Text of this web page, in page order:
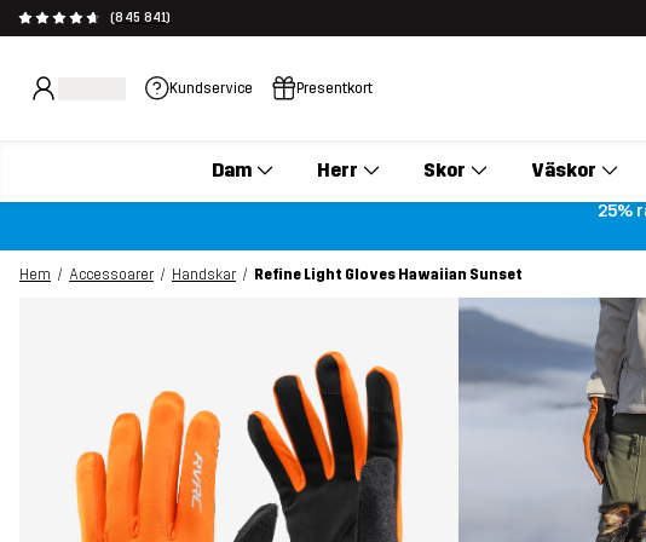
(845 841)
Kundservice Presentkort
Dam Herr Skor Väskor
25%
Hem Accessoarer Handskar
Refine Light Gloves Hawaiian Sunset